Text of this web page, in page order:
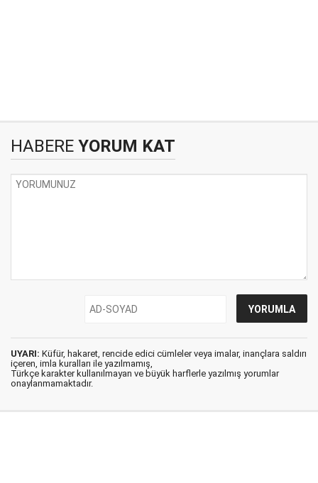
HABERE YORUM KAT
UYARI: Küfür, hakaret, rencide edici cümleler veya imalar, inançlara saldırı
içeren, imla kuralları ile yazılmamış,
Türkçe karakter kullanılmayan ve büyük harflerle yazılmış yorumlar
onaylanmamaktadır.